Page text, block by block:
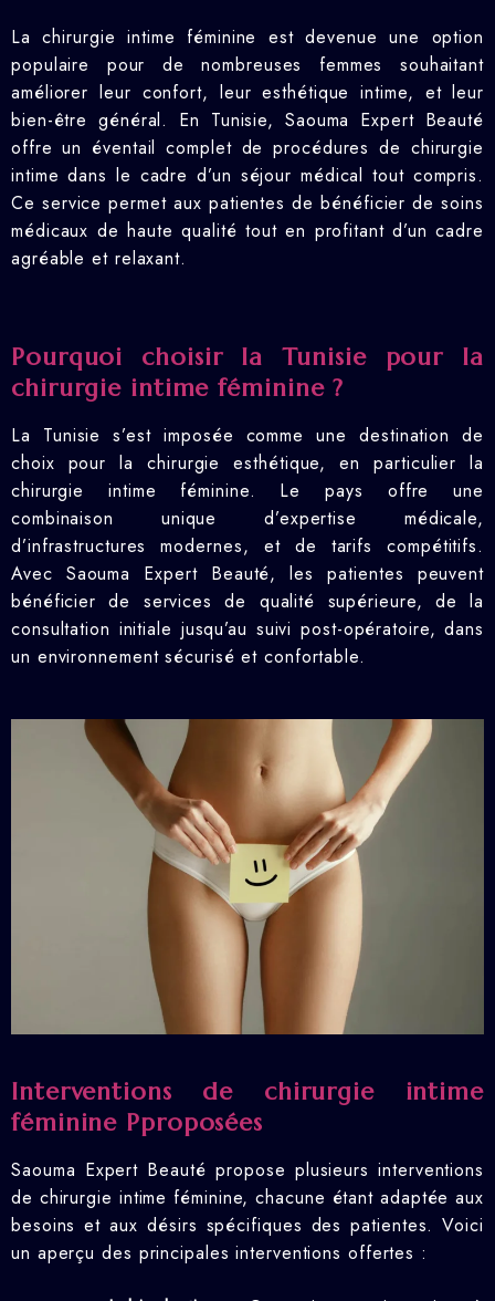
La chirurgie intime féminine est devenue une option
populaire pour de nombreuses femmes souhaitant
améliorer leur confort, leur esthétique intime, et leur
bien-être général. En Tunisie, Saouma Expert Beauté
offre un éventail complet de procédures de chirurgie
intime dans le cadre d’un séjour médical tout compris.
Ce service permet aux patientes de bénéficier de soins
médicaux de haute qualité tout en profitant d’un cadre
agréable et relaxant.
Pourquoi choisir la Tunisie pour la
chirurgie intime féminine ?
La Tunisie s’est imposée comme une destination de
choix pour la chirurgie esthétique, en particulier la
chirurgie intime féminine. Le pays offre une
combinaison unique d’expertise médicale,
d’infrastructures modernes, et de tarifs compétitifs.
Avec Saouma Expert Beauté, les patientes peuvent
bénéficier de services de qualité supérieure, de la
consultation initiale jusqu’au suivi post-opératoire, dans
un environnement sécurisé et confortable.
Interventions de chirurgie intime
féminine Pproposées
Saouma Expert Beauté propose plusieurs interventions
de chirurgie intime féminine, chacune étant adaptée aux
besoins et aux désirs spécifiques des patientes. Voici
un aperçu des principales interventions offertes :